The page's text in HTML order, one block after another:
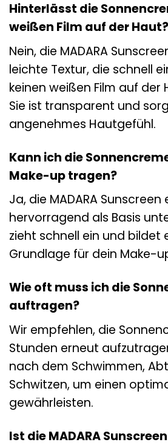
Hinterlässt die
weißen Film auf der Haut?
Nein, die MADARA
leichte Textur, die schnell
keinen weißen Film auf der
Sie ist transparent und
angenehmes Hautgefühl.
Kann ich die
Make-up tragen?
Ja, die MADARA
hervorragend als Basis
zieht schnell ein und bildet
Grundlage für dein Make-
Wie oft muss ich die
auftragen?
Wir empfehlen, die
Stunden erneut
nach dem Schwimmen,
Schwitzen, um einen
gewährleisten.
Ist die MADARA